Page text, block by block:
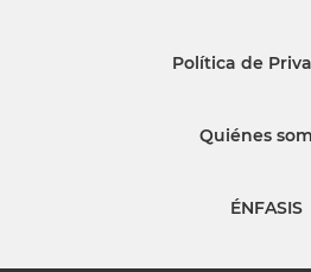
Política de
Quiénes
ÉNFASIS